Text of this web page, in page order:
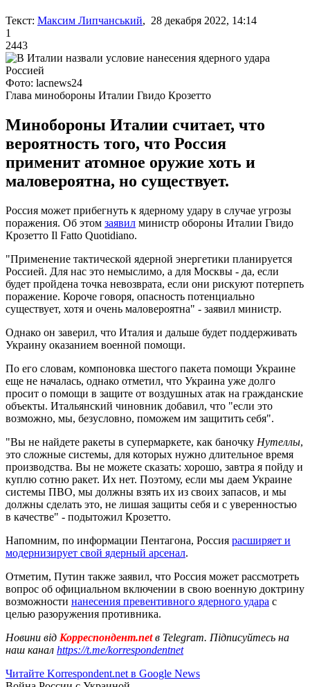
Текст: Максим Липчанський, 28 декабря 2022, 14:14
1
2443
Фото: lacnews24
Глава минобороны Италии Гвидо Крозетто
Минобороны Италии считает, что
вероятность того, что Россия
применит атомное оружие хоть и
маловероятна, но существует.
Россия может прибегнуть к ядерному удару в случае угрозы
поражения. Об этом заявил министр обороны Италии Гвидо
Крозетто Il Fatto Quotidiano.
"Применение тактической ядерной энергетики планируется
Россией. Для нас это немыслимо, а для Москвы - да, если
будет пройдена точка невозврата, если они рискуют потерпеть
поражение. Короче говоря, опасность потенциально
существует, хотя и очень маловероятна" - заявил министр.
Однако он заверил, что Италия и дальше будет поддерживать
Украину оказанием военной помощи.
По его словам, компоновка шестого пакета помощи Украине
еще не началась, однако отметил, что Украина уже долго
просит о помощи в защите от воздушных атак на гражданские
объекты. Итальянский чиновник добавил, что "если это
возможно, мы, безусловно, поможем им защитить себя".
"Вы не найдете ракеты в супермаркете, как баночку Нутеллы,
это сложные системы, для которых нужно длительное время
производства. Вы не можете сказать: хорошо, завтра я пойду и
куплю сотню ракет. Их нет. Поэтому, если мы даем Украине
системы ПВО, мы должны взять их из своих запасов, и мы
должны сделать это, не лишая защиты себя и с уверенностью
в качестве" - подытожил Крозетто.
Напомним, по информации Пентагона, Россия расширяет и
модернизирует свой ядерный арсенал.
Отметим, Путин также заявил, что Россия может рассмотреть
вопрос об официальном включении в свою военную доктрину
возможности нанесения превентивного ядерного удара с
целью разоружения противника.
Новини від Корреспондент.netв Telegram. Підписуйтесь на
наш канал https://t.me/korrespondentnet
Читайте Korrespondent.net в Google News